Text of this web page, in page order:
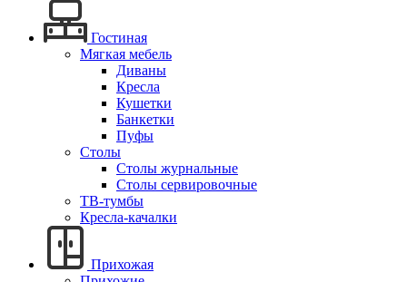
Гостиная
Мягкая мебель
Диваны
Кресла
Кушетки
Банкетки
Пуфы
Столы
Столы журнальные
Столы сервировочные
ТВ-тумбы
Кресла-качалки
Прихожая